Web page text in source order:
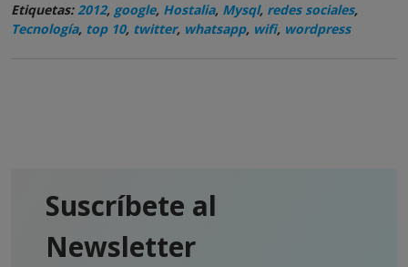
Etiquetas:2012, google, Hostalia, Mysql, redes sociales,
Tecnología, top 10, twitter, whatsapp, wifi, wordpress
Suscríbete al
Newsletter